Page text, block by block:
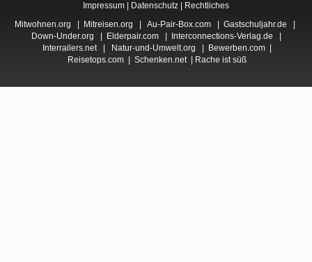
Impressum Datenschutz
Rechtliches
Mitwohnen.org
Mitreisen.org Au-Pair-Box.com Gastschuljahr.de
Down-Under.org
Elderpair.com| Interconnections-Verlag.de
Interrailers.net| Natur-und-Umwelt.org Bewerben.com
Reisetops.com
Schenken.net| Rache ist süß